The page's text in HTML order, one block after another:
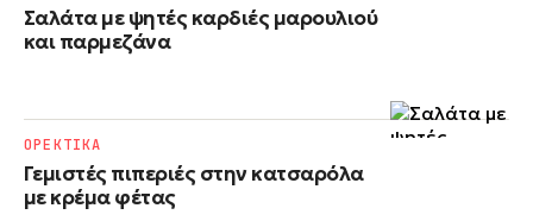
Σαλάτα με ψητές καρδιές μαρουλιού
και παρμεζάνα
Γεμιστές πιπεριές στην κατσαρόλα
με κρέμα φέτας
ΟΡΕΚΤΙΚΑ